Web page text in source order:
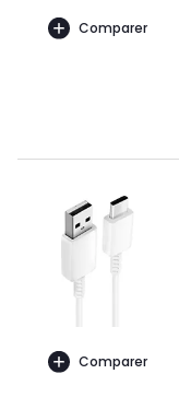
Comparer
Comparer